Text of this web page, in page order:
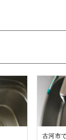
古河市